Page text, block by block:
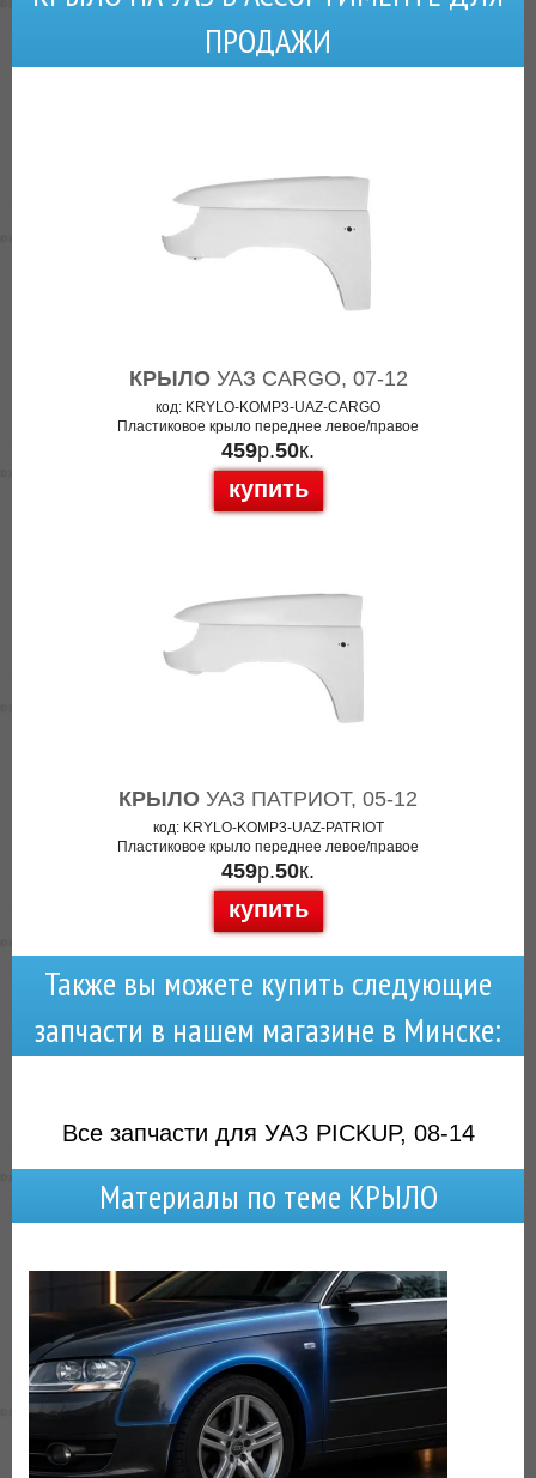
ПРОДАЖИ
КРЫЛОУАЗ CARGO, 07-12
код: KRYLO-KOMP3-UAZ-CARGO
Пластиковое крыло переднее левое/правое
459р.50к.
купить
КРЫЛО УАЗ ПАТРИОТ, 05-12
код: KRYLO-KOMP3-UAZ-PATRIOT
Пластиковое крыло переднее левое/правое
459р.50к.
купить
Также вы можете купить следующие
запчасти в нашем магазине в Минске:
Все запчасти для УАЗ PICKUP, 08-14
Материалы по теме КРЫЛО